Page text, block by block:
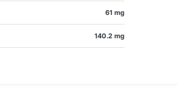
61 mg
140.2 mg